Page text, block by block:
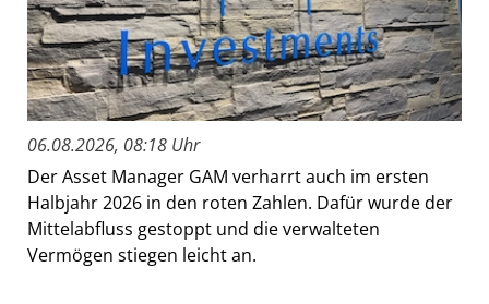
06.08.2026, 08:18 Uhr
Der Asset Manager GAM verharrt auch im ersten
Halbjahr 2026 in den roten Zahlen. Dafür wurde der
Mittelabfluss gestoppt und die verwalteten
Vermögen stiegen leicht an.